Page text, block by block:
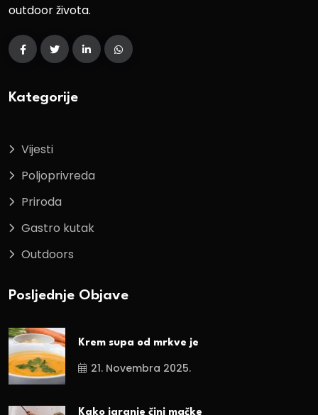
outdoor života.
Kategorije
Vijesti
Poljoprivreda
Priroda
Gastro kutak
Outdoors
Posljednje Objave
Krem supa od mrkve je
21. Novembra 2025.
Kako igranje čini mačke